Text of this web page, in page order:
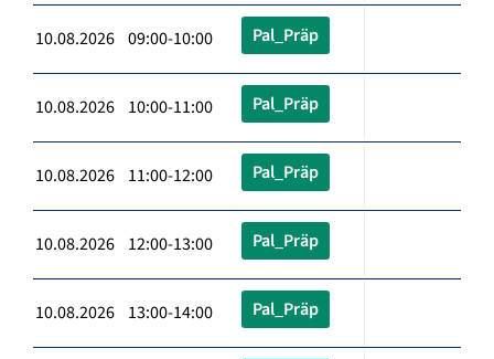
10.08.2026 09:00-10:00 Pal_Präp
10.08.2026 10:00-11:00 Pal_Präp
10.08.2026 11:00-12:00 Pal_Präp
10.08.2026 12:00-13:00 Pal_Präp
10.08.2026 13:00-14:00 Pal_Präp